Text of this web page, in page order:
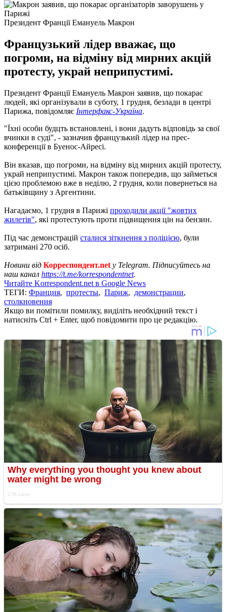
Президент Франції Емануель Макрон
Французький лідер вважає, що
погроми, на відміну від мирних акцій
протесту, украй неприпустимі.
Президент Франції Емануель Макрон заявив, що покарає
людей, які організували в суботу, 1 грудня, безлади в центрі
Парижа, повідомляє Інтерфакс-Україна.
"Їхні особи будцть встановлені, і вони дадуть відповідь за свої
вчинки в суді", - зазначив французький лідер на прес-
конференції в Буенос-Айресі.
Він вказав, що погроми, на відміну від мирних акцій протесту,
украй неприпустимі. Макрон також попередив, що займеться
цією проблемою вже в неділю, 2 грудня, коли повернеться на
батьківщину з Аргентини.
Нагадаємо, 1 грудня в Парижі проходили акції "жовтих
жилетів", які протестують проти підвищення цін на бензин.
Під час демонстрацій сталися зіткнення з поліцією, були
затримані 270 осіб.
Новини від Корреспондент.net у Telegram. Підписуйтесь на
наш канал https://t.me/korrespondentnet.
Читайте Korrespondent.net в Google News
ТЕГИ: Франция, протесты, Париж, демонстрации,
столкновения
Якщо ви помітили помилку, виділіть необхідний текст і
натисніть Ctrl + Enter, щоб повідомити про це редакцію.